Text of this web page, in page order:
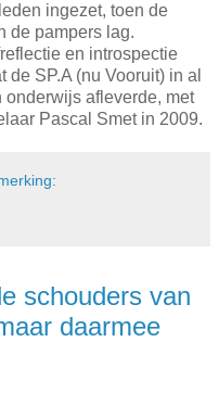
ingezet, toen de
de pampers lag.
en introspectie
SP.A (nu Vooruit) in al
afleverde, met
Pascal Smet in 2009.
schouders van
daarmee